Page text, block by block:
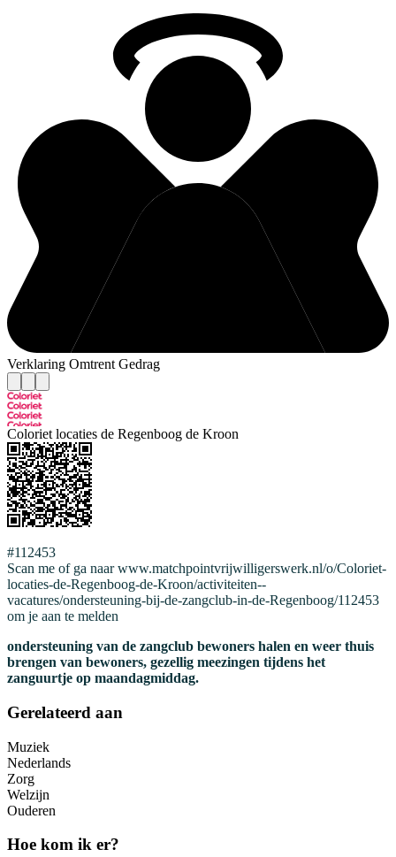
Verklaring Omtrent Gedrag
Coloriet locaties de Regenboog de Kroon
#112453
Scan me of ga naar www.matchpointvrijwilligerswerk.nl/o/Coloriet-
locaties-de-Regenboog-de-Kroon/activiteiten--
vacatures/ondersteuning-bij-de-zangclub-in-de-Regenboog/112453
om je aan te melden
ondersteuning van de zangclub bewoners halen en weer thuis
brengen van bewoners, gezellig meezingen tijdens het
zanguurtje op maandagmiddag.
Gerelateerd aan
Muziek
Nederlands
Zorg
Welzijn
Ouderen
Hoe kom ik er?